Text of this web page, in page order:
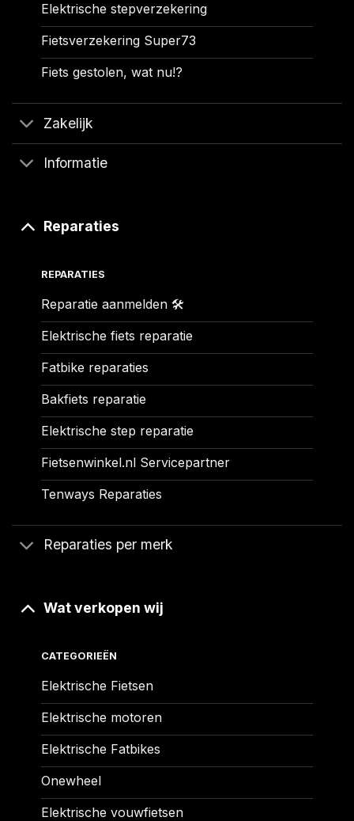
Elektrische stepverzekering
Fietsverzekering Super73
Fiets gestolen, wat nu!?
Zakelijk
Informatie
Reparaties
REPARATIES
Reparatie aanmelden 🛠️
Elektrische fiets reparatie
Fatbike reparaties
Bakfiets reparatie
Elektrische step reparatie
Fietsenwinkel.nl Servicepartner
Tenways Reparaties
Reparaties per merk
Wat verkopen wij
CATEGORIEËN
Elektrische Fietsen
Elektrische motoren
Elektrische Fatbikes
Onewheel
Elektrische vouwfietsen